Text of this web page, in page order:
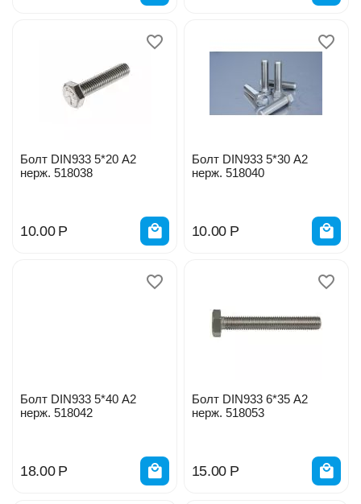
Болт DIN933 5*20 А2
нерж. 518038
10.00 Р
Болт DIN933 5*30 А2
нерж. 518040
10.00 Р
Болт DIN933 5*40 А2
нерж. 518042
18.00 Р
Болт DIN933 6*35 А2
нерж. 518053
15.00 Р